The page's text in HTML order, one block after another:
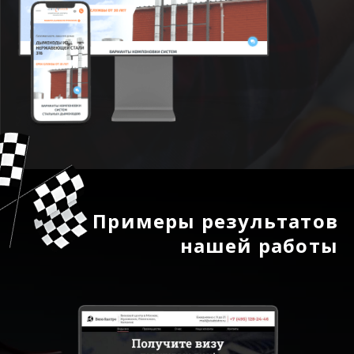
Примеры результатов
нашей работы